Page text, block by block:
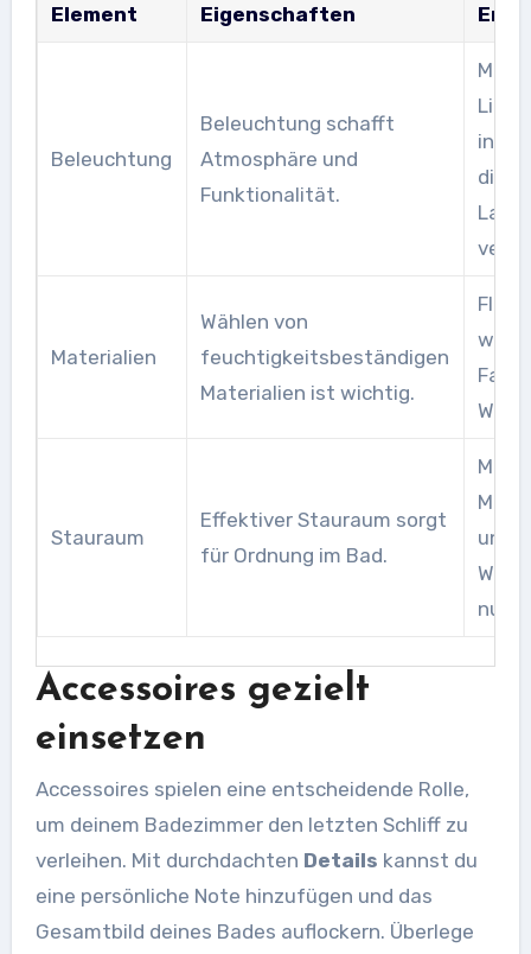
Element Eigenschaften
Beleuchtung
Beleuchtung schafft
Atmosphäre und
Funktionalität.
Materialien
Wählen von
feuchtigkeitsbeständigen
Materialien ist wichtig.
Stauraum
Effektiver Stauraum sorgt
für Ordnung im Bad.
Accessoires gezielt
einsetzen
Accessoires spielen eine entscheidende Rolle,
um deinem Badezimmer den letzten Schliff zu
verleihen. Mit durchdachten Details kannst du
eine persönliche Note hinzufügen und das
Gesamtbild deines Bades auflockern. Überlege